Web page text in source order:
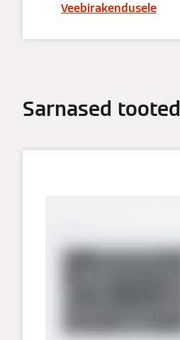
Veebirakendusele
Sarnased tooted